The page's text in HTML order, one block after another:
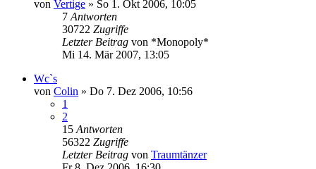
von Vertige » So 1. Okt 2006, 10:05
7 Antworten
30722 Zugriffe
Letzter Beitrag von *Monopoly*
Mi 14. Mär 2007, 13:05
Wc`s
von Colin » Do 7. Dez 2006, 10:56
1
2
15 Antworten
56322 Zugriffe
Letzter Beitrag von Traumtänzer